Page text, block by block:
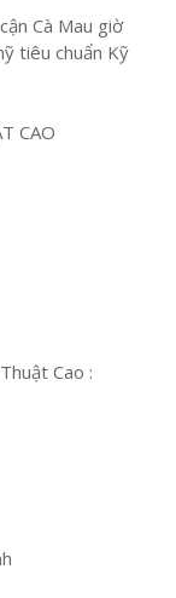
Cà Mau giờ
tiêu chuẩn Kỹ
CAO
Cao :